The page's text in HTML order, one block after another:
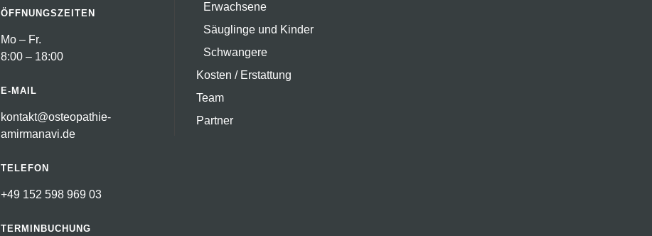
ÖFFNUNGSZEITEN
Mo – Fr.
8:00 – 18:00
E-MAIL
kontakt@osteopathie-
amirmanavi.de
TELEFON
+49 152 598 969 03
TERMINBUCHUNG
Erwachsene
Säuglinge und Kinder
Schwangere
Kosten / Erstattung
Team
Partner